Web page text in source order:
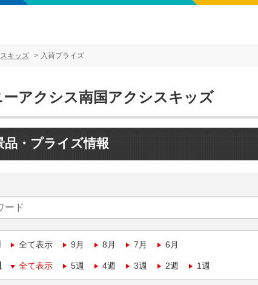
キッズ 入荷プライズ
ーアクシス南国アクシスキッズ
品・プライズ情報
全て表示 9月 8月 7月 6月
全て表示 5週 4週 3週 2週 1週